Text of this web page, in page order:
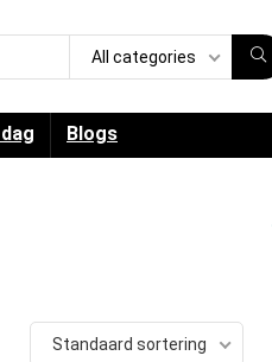
All categories
Blogs
Standaard sortering